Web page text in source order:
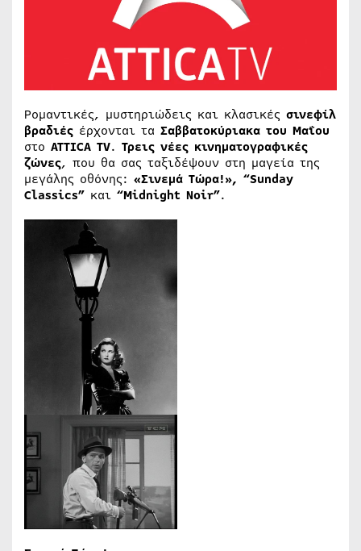
Ρομαντικές, μυστηριώδεις και κλασικές σινεφίλ
βραδιές έρχονται τα Σαββατοκύριακα του Μαΐου
στο ΑΤΤΙCA TV. Τρεις νέες κινηματογραφικές
ζώνες, που θα σας ταξιδέψουν στη μαγεία της
μεγάλης οθόνης: «Σινεμά Τώρα!», “Sunday
Classics” και “Midnight Noir”.